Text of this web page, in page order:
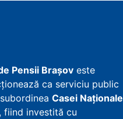
Pensii Brașov este
ca serviciu public
Casei Naționale
, fiind investită cu